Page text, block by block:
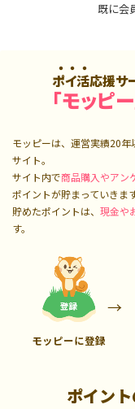
既に会
ポイ活応援サ
「モッピー
モッピーは、運営実績20年
サイト。
サイト内で商品購入やアン
ポイントが貯まっていきます
貯めたポイントは、 現金や
す。
モッピーに登録
ポイン